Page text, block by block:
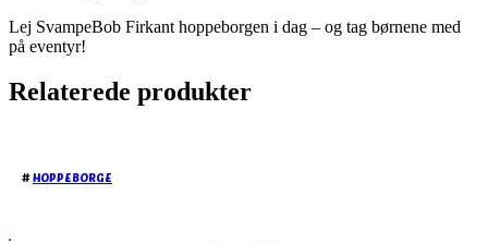
Lej SvampeBob Firkant hoppeborgen i dag – og tag børnene med
på eventyr!
Relaterede produkter
#HOPPEBORGE